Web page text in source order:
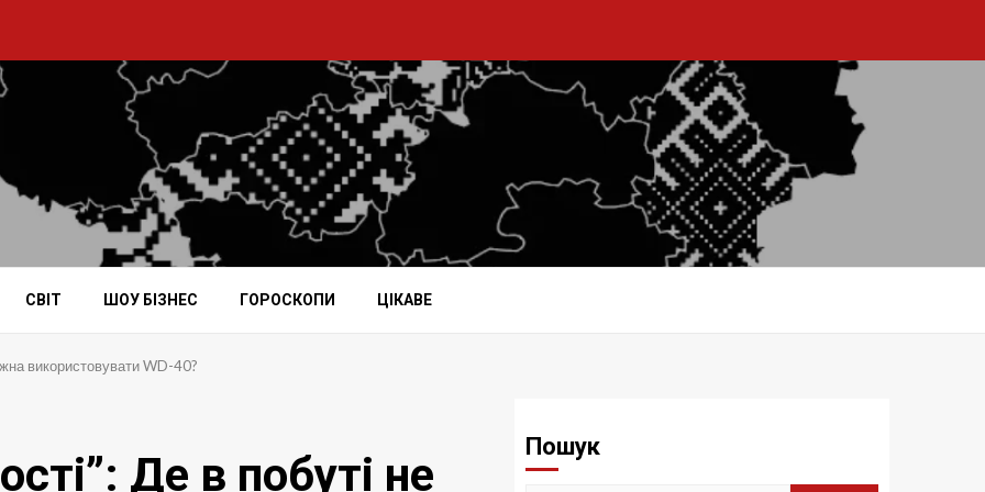
СВІТ ШОУ БІЗНЕС ГОРОСКОПИ ЦІКАВЕ
використовувати WD-40?
Де в побуті не
Пошук